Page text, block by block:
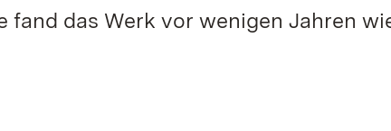
fand das Werk vor wenigen Jahren